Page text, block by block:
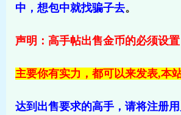
中，想包中就找骗子去。
声明：高手帖出售金币的必须设
主要你有实力，都可以来发表,本
达到出售要求的高手，请将注册